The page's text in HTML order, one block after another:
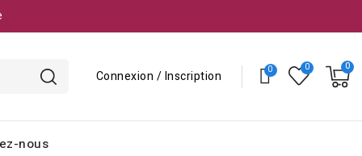
Connexion / Inscription
nous